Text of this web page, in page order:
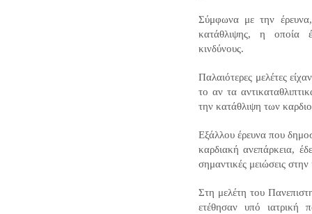
Σύμφωνα με την
κατάθλιψης, η οποία
κινδύνους.
Παλαιότερες μελέτες
το αν τα
την κατάθλιψη των
Εξάλλου έρευνα που
καρδιακή ανεπάρκεια,
σημαντικές μειώσεις
Στη μελέτη του
ετέθησαν υπό ιατρική